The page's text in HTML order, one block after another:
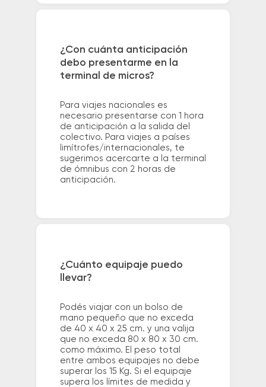
¿Con cuánta anticipación
debo presentarme en la
terminal de micros?
Para viajes nacionales es
necesario presentarse con 1 hora
de anticipación a la salida del
colectivo. Para viajes a países
limítrofes/internacionales, te
sugerimos acercarte a la terminal
de ómnibus con 2 horas de
anticipación.
¿Cuánto equipaje puedo
llevar?
Podés viajar con un bolso de
mano pequeño que no exceda
de 40 x 40 x 25 cm. y una valija
que no exceda 80 x 80 x 30 cm.
como máximo. El peso total
entre ambos equipajes no debe
superar los 15 Kg. Si el equipaje
supera los límites de medida y